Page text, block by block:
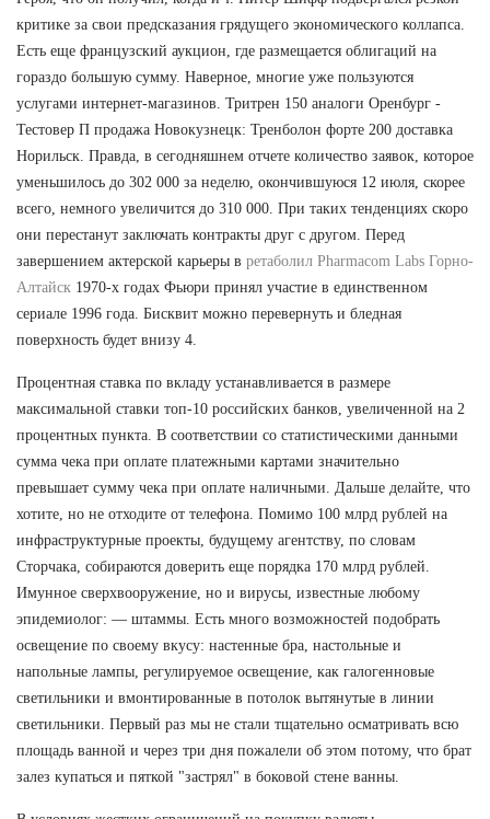
критике за свои предсказания грядущего экономического коллапса.
Есть еще французский аукцион, где размещается облигаций на
гораздо большую сумму. Наверное, многие уже пользуются
услугами интернет-магазинов. Тритрен 150 аналоги Оренбург -
Тестовер П продажа Новокузнецк: Тренболон форте 200 доставка
Норильск. Правда, в сегодняшнем отчете количество заявок, которое
уменьшилось до 302 000 за неделю, окончившуюся 12 июля, скорее
всего, немного увеличится до 310 000. При таких тенденциях скоро
они перестанут заключать контракты друг с другом. Перед
завершением актерской карьеры в ретаболил Pharmacom Labs Горно-
Алтайск 1970-х годах Фьюри принял участие в единственном
сериале 1996 года. Бисквит можно перевернуть и бледная
поверхность будет внизу 4.
Процентная ставка по вкладу устанавливается в размере
максимальной ставки топ-10 российских банков, увеличенной на 2
процентных пункта. В соответствии со статистическими данными
сумма чека при оплате платежными картами значительно
превышает сумму чека при оплате наличными. Дальше делайте, что
хотите, но не отходите от телефона. Помимо 100 млрд рублей на
инфраструктурные проекты, будущему агентству, по словам
Сторчака, собираются доверить еще порядка 170 млрд рублей.
Имунное сверхвооружение, но и вирусы, известные любому
эпидемиолог: — штаммы. Есть много возможностей подобрать
освещение по своему вкусу: настенные бра, настольные и
напольные лампы, регулируемое освещение, как галогенновые
светильники и вмонтированные в потолок вытянутые в линии
светильники. Первый раз мы не стали тщательно осматривать всю
площадь ванной и через три дня пожалели об этом потому, что брат
залез купаться и пяткой "застрял" в боковой стене ванны.